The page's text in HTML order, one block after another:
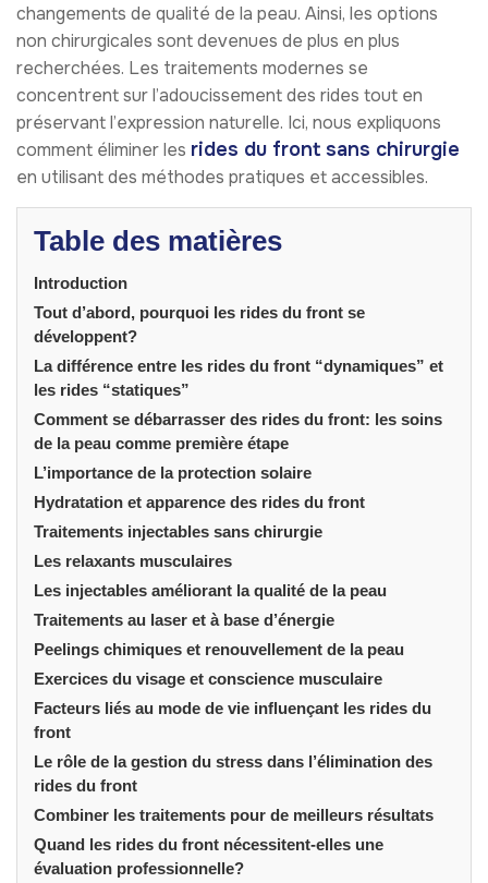
changements de qualité de la peau. Ainsi, les options
non chirurgicales sont devenues de plus en plus
recherchées. Les traitements modernes se
concentrent sur l’adoucissement des rides tout en
préservant l’expression naturelle. Ici, nous expliquons
comment éliminer les rides du front sans chirurgie
en utilisant des méthodes pratiques et accessibles.
Table des matières
Introduction
Tout d’abord, pourquoi les rides du front se
développent?
La différence entre les rides du front “dynamiques” et
les rides “statiques”
Comment se débarrasser des rides du front: les soins
de la peau comme première étape
L’importance de la protection solaire
Hydratation et apparence des rides du front
Traitements injectables sans chirurgie
Les relaxants musculaires
Les injectables améliorant la qualité de la peau
Traitements au laser et à base d’énergie
Peelings chimiques et renouvellement de la peau
Exercices du visage et conscience musculaire
Facteurs liés au mode de vie influençant les rides du
front
Le rôle de la gestion du stress dans l’élimination des
rides du front
Combiner les traitements pour de meilleurs résultats
Quand les rides du front nécessitent-elles une
évaluation professionnelle?